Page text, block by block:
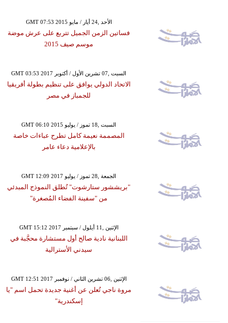
GMT 07:53 2015 الأحد ,24 أيار / مايو
فساتين الزمن الجميل تتربع على عرش موضة
موسم صيف 2015
GMT 03:53 2017 السبت ,07 تشرين الأول / أكتوبر
الاتحاد الدولي يوافق على تنظيم بطولة أفريقيا
للجمباز في مصر
GMT 06:10 2015 السبت ,18 تموز / يوليو
المصممة نعيمة كامل تطرح عباءات خاصة
بالإعلامية دعاء عامر
GMT 12:09 2017 الجمعة ,28 تموز / يوليو
"بريششور ستارشوت" تُطلق النموذج المبدئي
من "سفينة الفضاء المُصغرة"
GMT 15:12 2017 الإثنين ,11 أيلول / سبتمبر
اللبنانية نادية صالح أول مستشارة محجَّبة في
سيدني الأسترالية
GMT 12:51 2017 الإثنين ,06 تشرين الثاني / نوفمبر
مروة ناجي تُعلن عن أغنية جديدة تحمل اسم "يا
إسكندرية"